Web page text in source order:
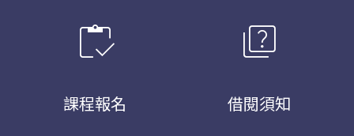
inventory
課程報名
quiz
借閱須知